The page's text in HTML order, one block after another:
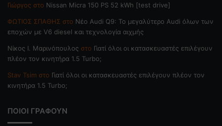
Γιώργος στο Nissan Micra 150 PS 52 kWh [test drive]
ΦΩΤΙΟΣ ΣΠΑΘΗΣ στο Νέο Audi Q9: Το μεγαλύτερο Audi όλων των
εποχών με V6 diesel και τεχνολογία αιχμής
Nίκος Ι. Mαρινόπουλος στο Γιατί όλοι οι κατασκευαστές επιλέγουν
πλέον τον κινητήρα 1.5 Turbo;
Stav Tsim στο Γιατί όλοι οι κατασκευαστές επιλέγουν πλέον τον
κινητήρα 1.5 Turbo;
ΠΟΙΟΙ ΓΡΑΦΟΥΝ